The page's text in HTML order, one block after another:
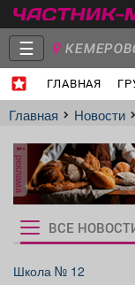
☰
ГЛАВНАЯ
Главная
Объявления
Главная Новости
реклама
Рукбрики
новостей
ВСЕ
Школа № 12